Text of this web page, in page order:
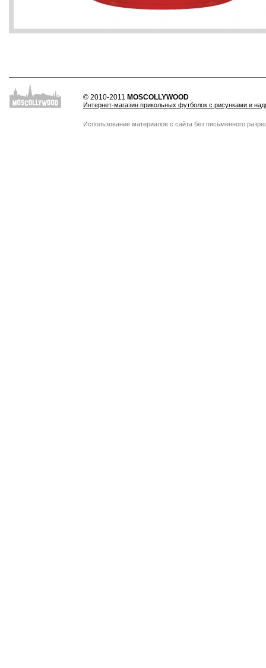
© 2010-2011 MOSCOLLYWOOD
Интернет-магазин прикольных футболок с рисунками и
Использование материалов с сайта без письменного